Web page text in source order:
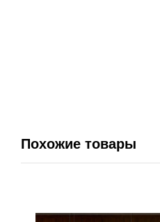
Похожие товары